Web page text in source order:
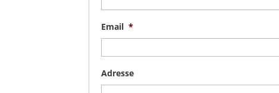
Email *
Adresse